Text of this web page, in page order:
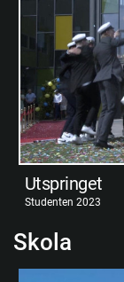
Utspringet
Studenten 2023
Skola